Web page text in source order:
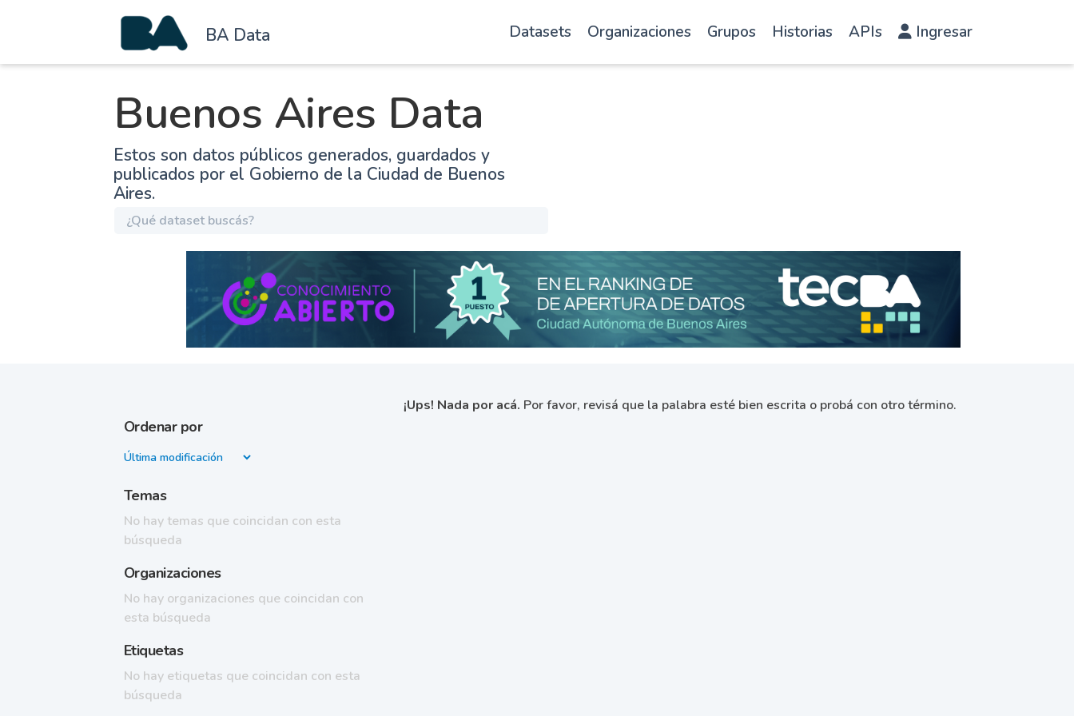
BA Data Datasets Organizaciones Grupos Historias APIs Ingresar
Buenos Aires Data
Estos son datos públicos generados, guardados y
publicados por el Gobierno de la Ciudad de Buenos
Aires.
Ordenar por
Temas
No hay temas que coincidan con esta
búsqueda
Organizaciones
No hay organizaciones que coincidan con
esta búsqueda
Etiquetas
No hay etiquetas que coincidan con esta
búsqueda
¡Ups! Nada por acá. Por favor, revisá que la palabra esté bien escrita o probá con otro término.